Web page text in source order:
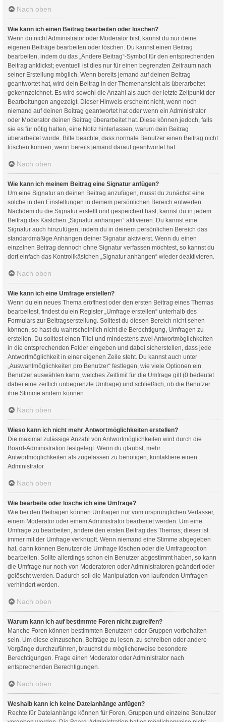
Nach oben
Wie kann ich einen Beitrag bearbeiten oder löschen?
Wenn du nicht Administrator oder Moderator bist, kannst du nur deine
eigenen Beiträge bearbeiten oder löschen. Du kannst einen Beitrag
bearbeiten, indem du das „Ändere Beitrag“-Symbol für den entsprechenden
Beitrag anklickst; eventuell ist dies nur für einen begrenzten Zeitraum nach
seiner Erstellung möglich. Wenn bereits jemand auf deinen Beitrag
geantwortet hat, wird dein Beitrag in der Themenansicht als überarbeitet
gekennzeichnet. Es wird sowohl die Anzahl als auch der letzte Zeitpunkt der
Bearbeitungen angezeigt. Dieser Hinweis erscheint nicht, wenn noch
niemand auf deinen Beitrag geantwortet hat oder wenn ein Administrator
oder Moderator deinen Beitrag überarbeitet hat. Diese können jedoch, falls
sie es für nötig halten, eine Notiz hinterlassen, warum dein Beitrag
überarbeitet wurde. Bitte beachte, dass normale Benutzer einen Beitrag nicht
löschen können, wenn bereits jemand darauf geantwortet hat.
Nach oben
Wie kann ich meinem Beitrag eine Signatur anfügen?
Um eine Signatur an deinen Beitrag anzufügen, musst du zunächst eine
solche in den Einstellungen in deinem persönlichen Bereich entwerfen.
Nachdem du die Signatur erstellt und gespeichert hast, kannst du in jedem
Beitrag das Kästchen „Signatur anhängen“ aktivieren. Du kannst eine
Signatur auch hinzufügen, indem du in deinem persönlichen Bereich das
standardmäßige Anhängen deiner Signatur aktivierst. Wenn du einen
einzelnen Beitrag dennoch ohne Signatur verfassen möchtest, so kannst du
dort einfach das Kontrollkästchen „Signatur anhängen“ wieder deaktivieren.
Nach oben
Wie kann ich eine Umfrage erstellen?
Wenn du ein neues Thema eröffnest oder den ersten Beitrag eines Themas
bearbeitest, findest du ein Register „Umfrage erstellen“ unterhalb des
Formulars zur Beitragserstellung. Solltest du diesen Bereich nicht sehen
können, so hast du wahrscheinlich nicht die Berechtigung, Umfragen zu
erstellen. Du solltest einen Titel und mindestens zwei Antwortmöglichkeiten
in die entsprechenden Felder eingeben und dabei sicherstellen, dass jede
Antwortmöglichkeit in einer eigenen Zeile steht. Du kannst auch unter
„Auswahlmöglichkeiten pro Benutzer“ festlegen, wie viele Optionen ein
Benutzer auswählen kann, welches Zeitlimit für die Umfrage gilt (0 bedeutet
dabei eine zeitlich unbegrenzte Umfrage) und schließlich, ob die Benutzer
ihre Stimme ändern können.
Nach oben
Wieso kann ich nicht mehr Antwortmöglichkeiten erstellen?
Die maximal zulässige Anzahl von Antwortmöglichkeiten wird durch die
Board-Administration festgelegt. Wenn du glaubst, mehr
Antwortmöglichkeiten als zugelassen zu benötigen, kontaktiere einen
Administrator.
Nach oben
Wie bearbeite oder lösche ich eine Umfrage?
Wie bei den Beiträgen können Umfragen nur vom ursprünglichen Verfasser,
einem Moderator oder einem Administrator bearbeitet werden. Um eine
Umfrage zu bearbeiten, ändere den ersten Beitrag des Themas; dieser ist
immer mit der Umfrage verknüpft. Wenn niemand eine Stimme abgegeben
hat, dann können Benutzer die Umfrage löschen oder die Umfrageoption
bearbeiten. Sollte allerdings schon ein Benutzer abgestimmt haben, so kann
die Umfrage nur noch von Moderatoren oder Administratoren geändert oder
gelöscht werden. Dadurch soll die Manipulation von laufenden Umfragen
verhindert werden.
Nach oben
Warum kann ich auf bestimmte Foren nicht zugreifen?
Manche Foren können bestimmten Benutzern oder Gruppen vorbehalten
sein. Um diese einzusehen, Beiträge zu lesen, zu schreiben oder andere
Vorgänge durchzuführen, brauchst du möglicherweise besondere
Berechtigungen. Frage einen Moderator oder Administrator nach
entsprechenden Berechtigungen.
Nach oben
Weshalb kann ich keine Dateianhänge anfügen?
Rechte für Dateianhänge können für Foren, Gruppen und einzelne Benutzer